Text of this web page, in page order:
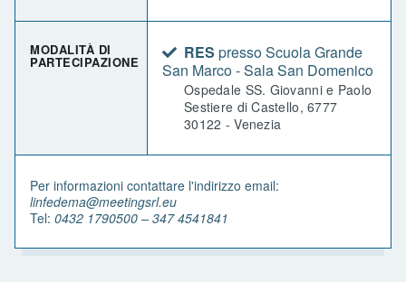
MODALITÀ DI
PARTECIPAZIONE RES presso Scuola Grande
San Marco - Sala San Domenico
Ospedale SS. Giovanni e Paolo
Sestiere di Castello, 6777
30122 - Venezia
Per informazioni contattare l'indirizzo email:
linfedema@meetingsrl.eu
Tel: 0432 1790500 – 347 4541841